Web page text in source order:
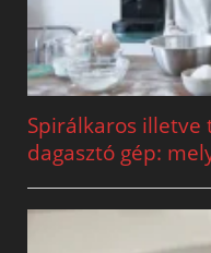
Spirálkaros illetve
dagasztó gép: